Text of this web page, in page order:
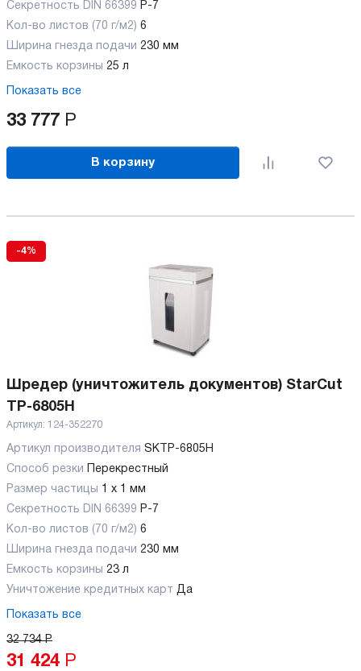
Секретность DIN 66399 P-7
Кол-во листов (70 г/м2) 6
Ширина гнезда подачи 230 мм
Емкость корзины
25 л
Показать все
33 777 Р
В корзину
-4%
Шредер (уничтожитель документов) StarCut
TP-6805H
Артикул: 124-352270
Артикул производителя SKTP-6805H
Способ резки
Перекрестный
Размер частицы
1 x 1 мм
Секретность DIN 66399 P-7
Кол-во листов (70 г/м2) 6
Ширина гнезда подачи 230 мм
Емкость корзины
23 л
Уничтожение кредитных карт Да
Показать все
32 734 Р
31 424 Р